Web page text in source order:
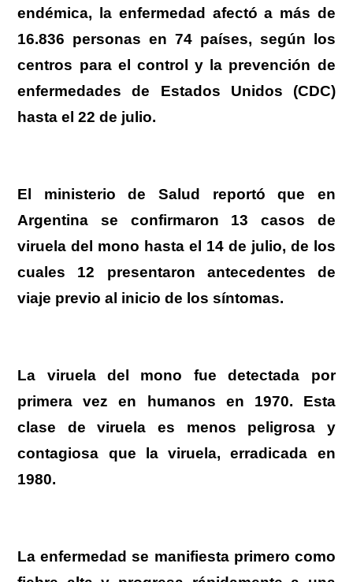
endémica, la enfermedad afectó a más de
16.836 personas en 74 países, según los
centros para el control y la prevención de
enfermedades de Estados Unidos (CDC)
hasta el 22 de julio.
El ministerio de Salud reportó que en
Argentina se confirmaron 13 casos de
viruela del mono hasta el 14 de julio, de los
cuales 12 presentaron antecedentes de
viaje previo al inicio de los síntomas.
La viruela del mono fue detectada por
primera vez en humanos en 1970. Esta
clase de viruela es menos peligrosa y
contagiosa que la viruela, erradicada en
1980.
La enfermedad se manifiesta primero como